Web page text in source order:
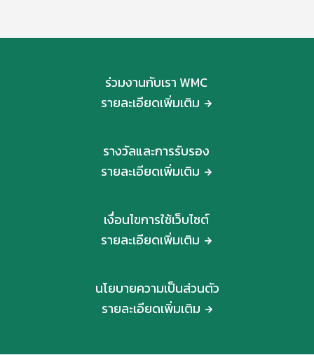
ร่วมงานกับเรา WMC
รายละเอียดเพิ่มเติม
รางวัลและการรับรอง
รายละเอียดเพิ่มเติม
เงื่อนไขการใช้เว็บไซต์
รายละเอียดเพิ่มเติม
นโยบายความเป็นส่วนตัว
รายละเอียดเพิ่มเติม